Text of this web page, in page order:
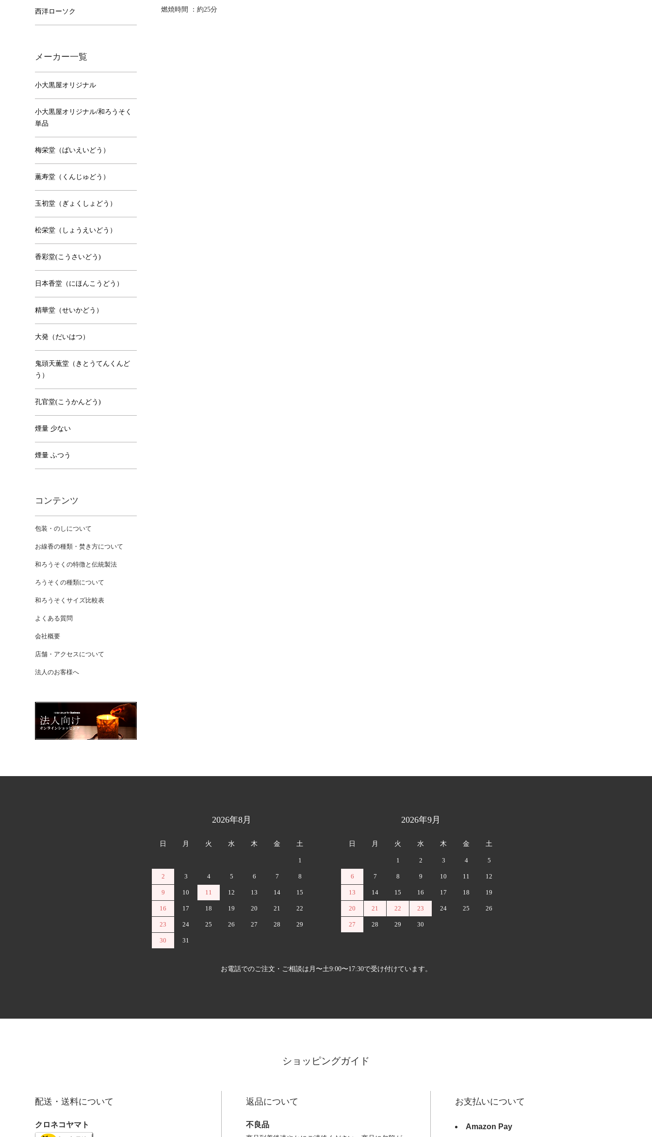
燃焼時間 ：約25分
西洋ローソク
メーカー一覧
小大黒屋オリジナル
小大黒屋オリジナル/和ろうそく
単品
梅栄堂（ばいえいどう）
薫寿堂（くんじゅどう）
玉初堂（ぎょくしょどう）
松栄堂（しょうえいどう）
香彩堂(こうさいどう)
日本香堂（にほんこうどう）
精華堂（せいかどう）
大発（だいはつ）
鬼頭天薫堂（きとうてんくんど
う）
孔官堂(こうかんどう)
煙量 少ない
煙量 ふつう
コンテンツ
包装・のしについて
お線香の種類・焚き方について
和ろうそくの特徴と伝統製法
ろうそくの種類について
和ろうそくサイズ比較表
よくある質問
会社概要
店舗・アクセスについて
法人のお客様へ
2026年8月
日 月 火 水 木 金 土
1
2 3 4 5 6 7 8
9 10 11 12 13 14 15
16 17 18 19 20 21 22
23 24 25 26 27 28 29
30 31
2026年9月
日 月 火 水 木 金 土
1 2 3 4 5
6 7 8 9 10 11 12
13 14 15 16 17 18 19
20 21 22 23 24 25 26
27 28 29 30
お電話でのご注文・ご相談は月〜土9:00〜17:30で受け付けています。
ショッピングガイド
配送・送料について
クロネコヤマト
返品について
不良品
お支払いについて
Amazon Pay